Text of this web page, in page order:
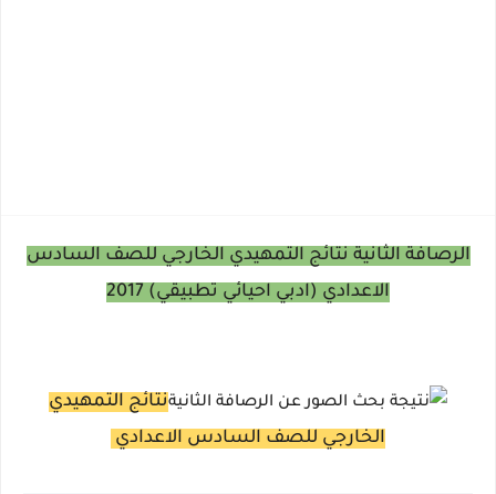
الرصافة الثانية نتائج التمهيدي الخارجي للصف السادس
الاعدادي (ادبي احيائي تطبيقي) 2017
نتائج التمهيدي
الخارجي للصف السادس الاعدادي